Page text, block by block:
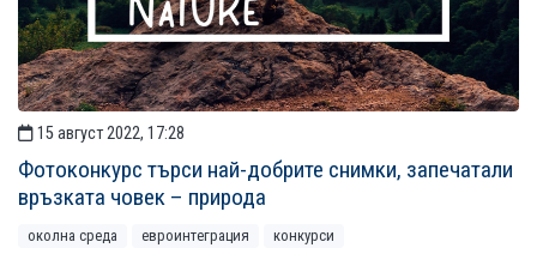
15 август 2022, 17:28
Фотоконкурс търси най-добрите снимки, запечатали
връзката човек – природа
околна среда евроинтеграция конкурси